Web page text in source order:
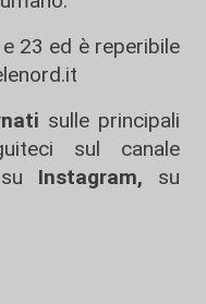
23 ed è reperibile
sulle principali
sul canale
Instagram, su